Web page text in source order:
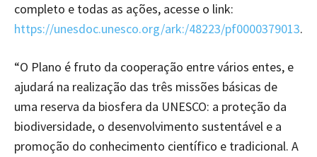
completo e todas as ações, acesse o link:
https://unesdoc.unesco.org/ark:/48223/pf0000379013.
“O Plano é fruto da cooperação entre vários entes, e
ajudará na realização das três missões básicas de
uma reserva da biosfera da UNESCO: a proteção da
biodiversidade, o desenvolvimento sustentável e a
promoção do conhecimento científico e tradicional. A